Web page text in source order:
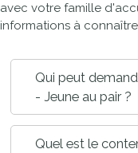
avec votre famille
informations à
Qui peut
- Jeune au pair ?
Quel est le